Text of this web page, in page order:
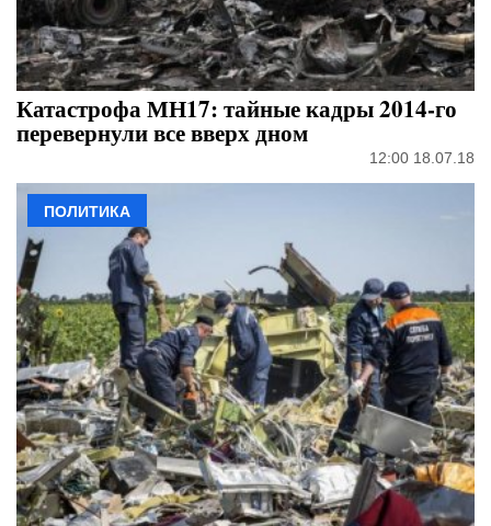
Катастрофа МН17: тайные кадры 2014-го
перевернули все вверх дном
12:00 18.07.18
ПОЛИТИКА